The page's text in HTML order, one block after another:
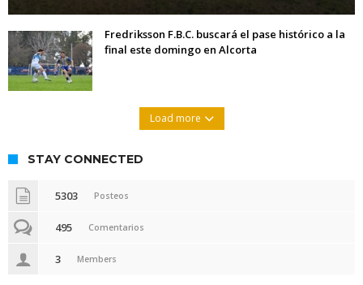
Fredriksson F.B.C. buscará el pase histórico a la
final este domingo en Alcorta
Load more
STAY CONNECTED
5303 Posteos
495 Comentarios
3 Members